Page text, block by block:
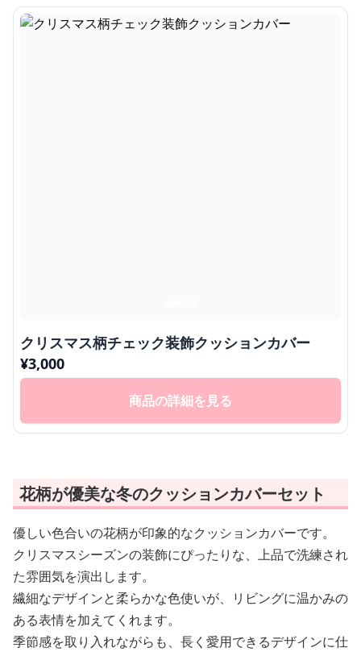
クリスマス柄チェック装飾クッションカバー
¥3,000
商品の詳細を見る
花柄が優美な冬のクッションカバーセット
優しい色合いの花柄が印象的なクッションカバーです。
クリスマスシーズンの装飾にぴったりな、上品で洗練され
た雰囲気を演出します。
繊細なデザインと柔らかな色使いが、リビングに温かみの
ある表情を加えてくれます。
季節感を取り入れながらも、長く愛用できるデザインに仕